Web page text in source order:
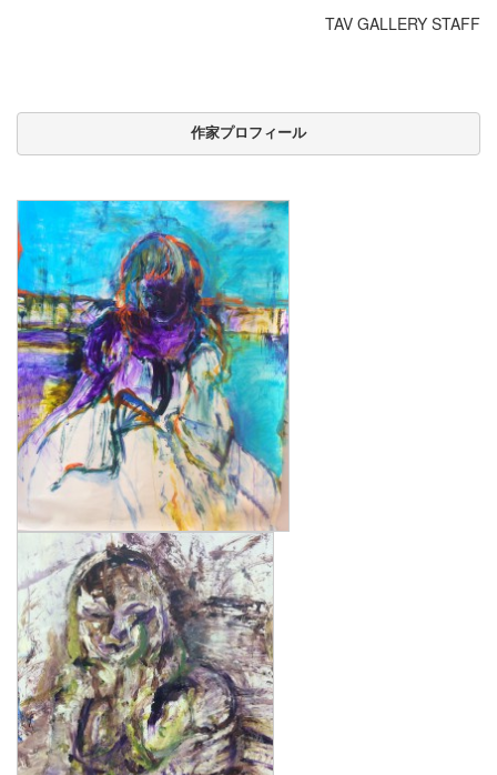
TAV GALLERY STAFF
作家プロフィール